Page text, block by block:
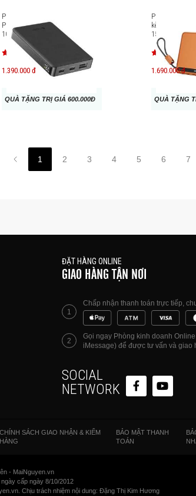
Pin sạc dự phòng Mazer
PowerCharger PD35W
10000mAh M-PC35W10.0V3
1.390.000 đ
QUÀ TẶNG TRỊ GIÁ 600.000Đ
Pin sạc dự
kèm cáp
15W/PD27W
MagLink19
1.690.000 đ
QUÀ TẶNG
1 2 3 4 5 6 7
ĐẶT HÀNG ONLINE
GIAO HÀNG TẬN NƠI
1
Chấp nhận thanh toán trực tiếp,
2
Gọi ngay Phòng kinh doanh
iMessage) để được tư vấn và giao
SOCIAL
NETWORK
CHÍNH SÁCH GIAO NHẬN & KIỂM
HÀNG
BẢO MẬT THANH
TOÁN
- MaiNguyen.vn
cấp ngày 8/10/2012
Chịu trách nhiệm nội dung: Đặng Thị Kim Hương